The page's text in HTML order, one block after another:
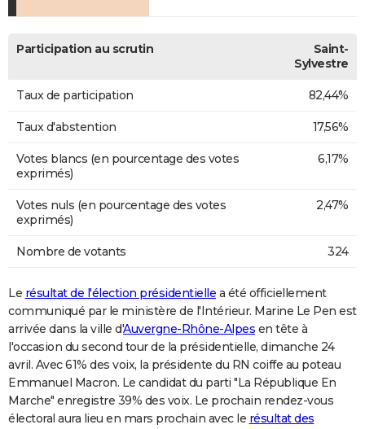
Participation au scrutin
Saint-
Sylvestre
Taux de participation 82,44%
Taux d'abstention 17,56%
Votes blancs (en pourcentage des votes
exprimés)
6,17%
Votes nuls (en pourcentage des votes
exprimés)
2,47%
Nombre de votants 324
Le résultat de l'élection présidentielle a été officiellement
communiqué par le ministère de l'Intérieur. Marine Le Pen est
arrivée dans la ville d'Auvergne-Rhône-Alpes en tête à
l'occasion du second tour de la présidentielle, dimanche 24
avril. Avec 61% des voix, la présidente du RN coiffe au poteau
Emmanuel Macron. Le candidat du parti "La République En
Marche" enregistre 39% des voix. Le prochain rendez-vous
électoral aura lieu en mars prochain avec le résultat des